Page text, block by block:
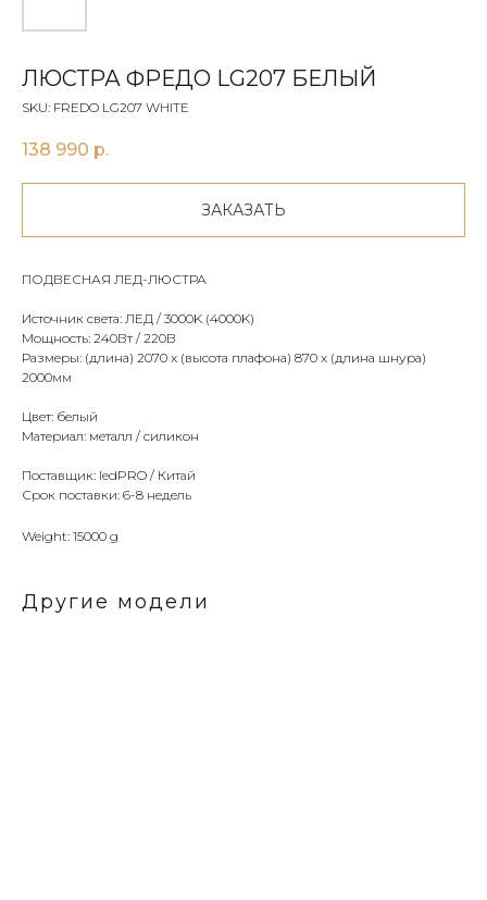
ЛЮСТРА ФРЕДО LG207 БЕЛЫЙ
SKU: FREDO LG207 WHITE
138 990 р.
ЗАКАЗАТЬ
ПОДВЕСНАЯ ЛЕД-ЛЮСТРА
Источник света: ЛЕД / 3000K (4000K)
Мощность: 240Вт / 220В
Размеры: (длина) 2070 x (высота плафона) 870 х (длина шнура)
2000мм
Цвет: белый
Материал: металл / силикон
Поставщик: ledPRO / Китай
Срок поставки: 6-8 недель
Weight: 15000 g
Другие модели